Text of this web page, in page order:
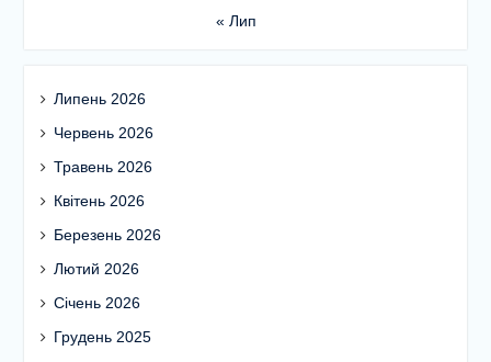
« Лип
Липень 2026
Червень 2026
Травень 2026
Квітень 2026
Березень 2026
Лютий 2026
Січень 2026
Грудень 2025